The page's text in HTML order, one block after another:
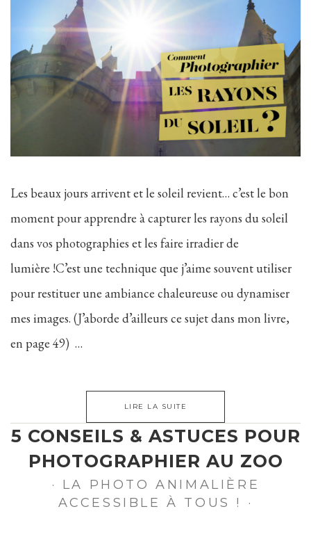
Les beaux jours arrivent et le soleil revient… c’est le bon
moment pour apprendre à capturer les rayons du soleil
dans vos photographies et les faire irradier de
lumière !C’est une technique que j’aime souvent utiliser
pour restituer une ambiance chaleureuse ou dynamiser
mes images. (J’aborde d’ailleurs ce sujet dans mon livre,
en page 49) …
LIRE LA SUITE
5 CONSEILS & ASTUCES POUR
PHOTOGRAPHIER AU ZOO
· LA PHOTO ANIMALIÈRE
ACCESSIBLE À TOUS ! ·